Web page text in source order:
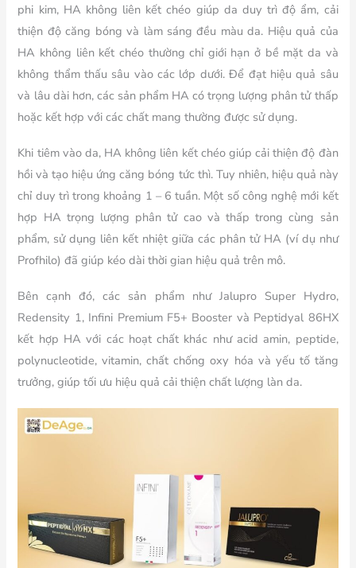
phi kim, HA không liên kết chéo giúp da duy trì độ ẩm, cải
thiện độ căng bóng và làm sáng đều màu da. Hiệu quả của
HA không liên kết chéo thường chỉ giới hạn ở bề mặt da và
không thẩm thấu sâu vào các lớp dưới. Để đạt hiệu quả sâu
và lâu dài hơn, các sản phẩm HA có trọng lượng phân tử thấp
hoặc kết hợp với các chất mang thường được sử dụng.
Khi tiêm vào da, HA không liên kết chéo giúp cải thiện độ đàn
hồi và tạo hiệu ứng căng bóng tức thì. Tuy nhiên, hiệu quả này
chỉ duy trì trong khoảng 1 – 6 tuần. Một số công nghệ mới kết
hợp HA trọng lượng phân tử cao và thấp trong cùng sản
phẩm, sử dụng liên kết nhiệt giữa các phân tử HA (ví dụ như
Profhilo) đã giúp kéo dài thời gian hiệu quả trên mô.
Bên cạnh đó, các sản phẩm như Jalupro Super Hydro,
Redensity 1, Infini Premium F5+ Booster và Peptidyal 86HX
kết hợp HA với các hoạt chất khác như acid amin, peptide,
polynucleotide, vitamin, chất chống oxy hóa và yếu tố tăng
trưởng, giúp tối ưu hiệu quả cải thiện chất lượng làn da.